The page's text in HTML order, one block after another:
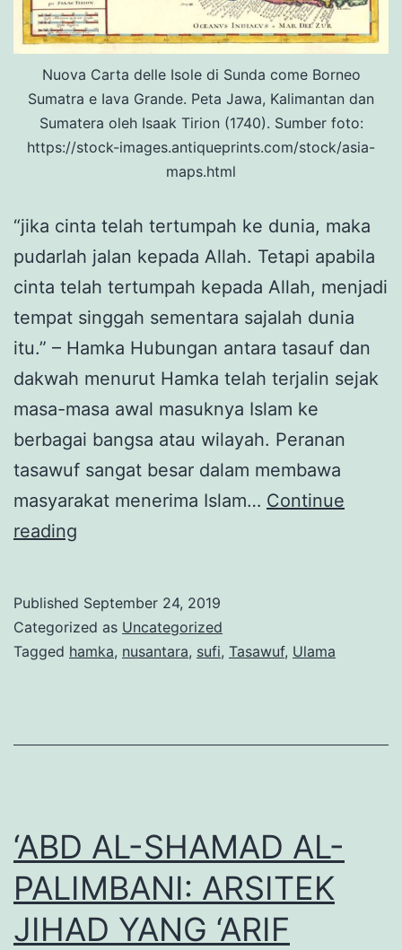
Nuova Carta delle Isole di Sunda come Borneo
Sumatra e Iava Grande. Peta Jawa, Kalimantan dan
Sumatera oleh Isaak Tirion (1740). Sumber foto:
https://stock-images.antiqueprints.com/stock/asia-
maps.html
“jika cinta telah tertumpah ke dunia, maka
pudarlah jalan kepada Allah. Tetapi apabila
cinta telah tertumpah kepada Allah, menjadi
tempat singgah sementara sajalah dunia
itu.” – Hamka Hubungan antara tasauf dan
dakwah menurut Hamka telah terjalin sejak
masa-masa awal masuknya Islam ke
berbagai bangsa atau wilayah. Peranan
tasawuf sangat besar dalam membawa
masyarakat menerima Islam… Continue
reading
Dakwah
dalam
Published September 24, 2019
Categorized as Uncategorized
Tagged hamka, nusantara, sufi, Tasawuf, Ulama
‘ABD AL-SHAMAD AL-
PALIMBANI: ARSITEK
JIHAD YANG ‘ARIF